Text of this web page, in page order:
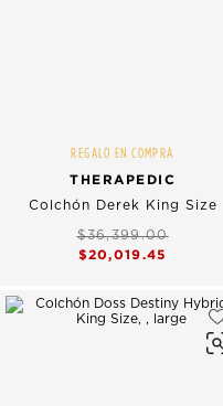
REGALO EN COMPRA
THERAPEDIC
Colchón Derek King Size
$36,399.00
$20,019.45